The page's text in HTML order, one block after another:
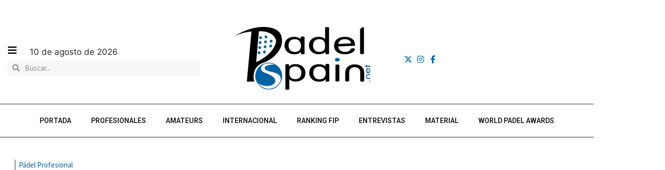
10 de agosto de 2026
PORTADA PROFESIONALES AMATEURS INTERNACIONAL RANKING FIP ENTREVISTAS MATERIAL WORLD PADEL AWARDS
Pádel Profesional